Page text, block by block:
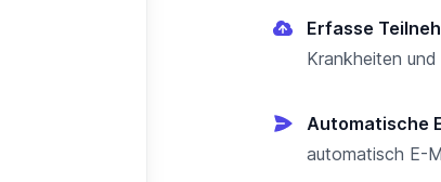
Erfasse
Krankheiten
Automatische
automatisch E-